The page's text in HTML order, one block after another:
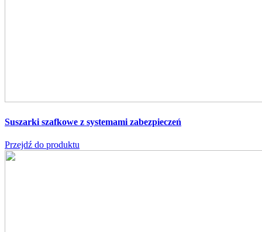
Suszarki szafkowe z systemami zabezpieczeń
Przejdź do produktu